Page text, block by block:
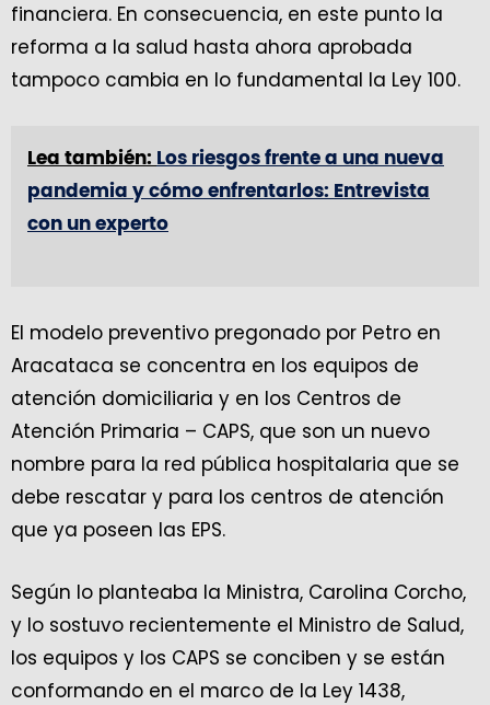
financiera. En consecuencia, en este punto la
reforma a la salud hasta ahora aprobada
tampoco cambia en lo fundamental la Ley 100.
Lea también: Los riesgos frente a una nueva
pandemia y cómo enfrentarlos: Entrevista
con un experto
El modelo preventivo pregonado por Petro en
Aracataca se concentra en los equipos de
atención domiciliaria y en los Centros de
Atención Primaria – CAPS, que son un nuevo
nombre para la red pública hospitalaria que se
debe rescatar y para los centros de atención
que ya poseen las EPS.
Según lo planteaba la Ministra, Carolina Corcho,
y lo sostuvo recientemente el Ministro de Salud,
los equipos y los CAPS se conciben y se están
conformando en el marco de la Ley 1438,